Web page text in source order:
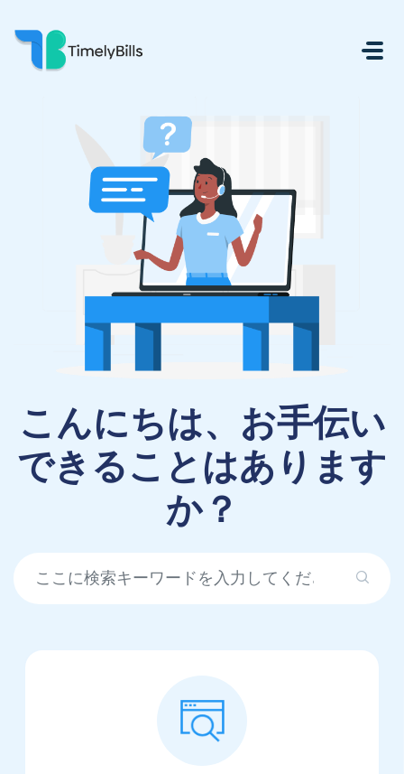
メインコンテンツに移動
こんにちは、お手伝い
できることはあります
か？